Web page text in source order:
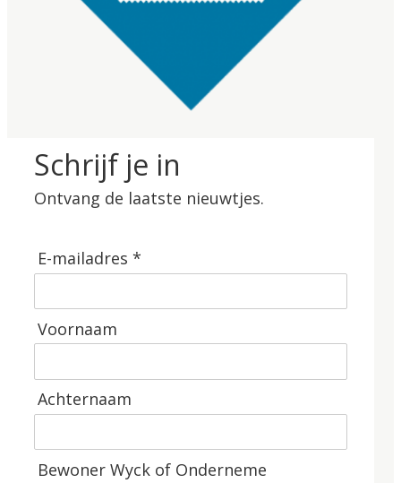
Schrijf je in
Ontvang de laatste nieuwtjes.
E-mailadres *
Voornaam
Achternaam
Bewoner Wyck of Onderneme